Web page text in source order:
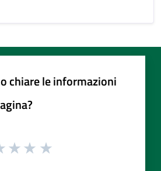
chiare le informazioni